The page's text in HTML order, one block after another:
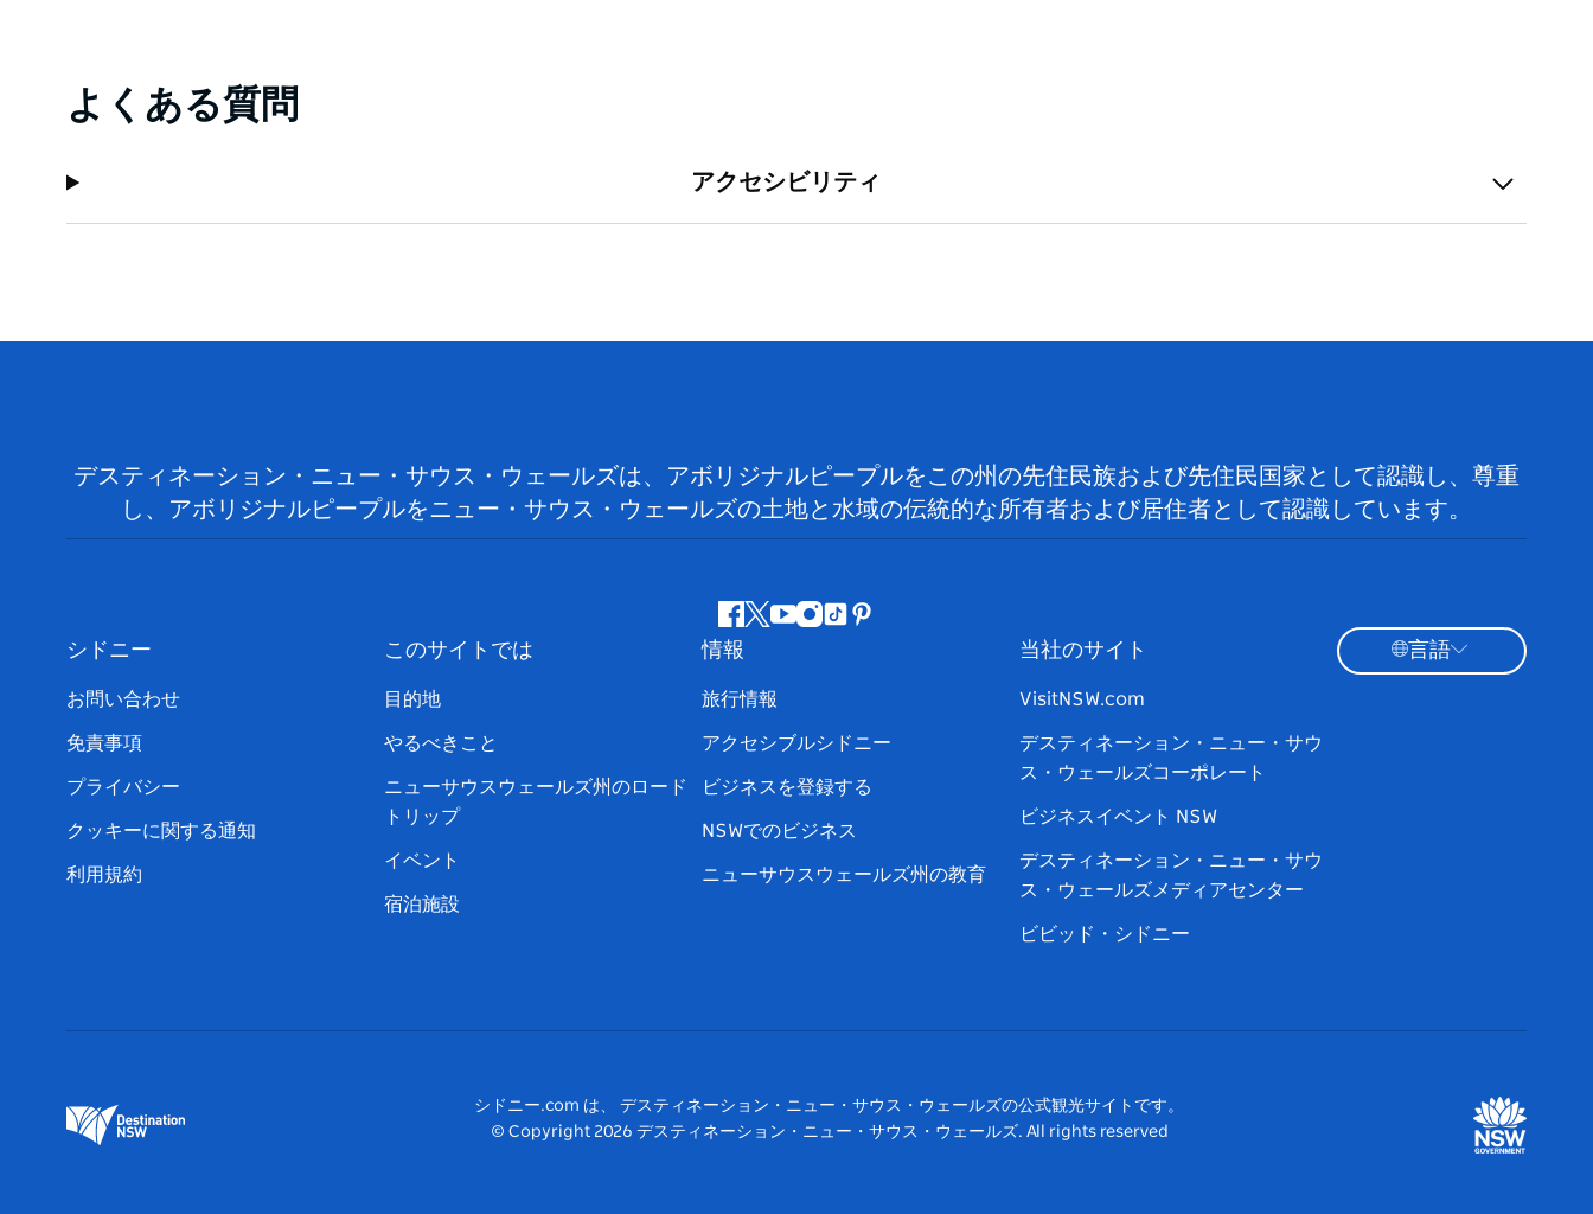
よくある質問
アクセシビリティ
デスティネーション・ニュー・サウス・ウェールズは、アボリジナルピープルをこの州の先住民族および先住民国家として認識し、尊重
し、アボリジナルピープルをニュー・サウス・ウェールズの土地と水域の伝統的な所有者および居住者として認識しています。
フ
ェ
イ
ス
ブ
ッ
ツ
ッ
ー
ユ
ー
ブ
イ
グ
ラ
テ
ト
ッ
ピ
ス
ト
シドニー
お問い合わせ
免責事項
プライバシー
クッキーに関する通知
利用規約
このサイトでは
目的地
やるべきこと
ニューサウスウェールズ州のロード
トリップ
イベント
宿泊施設
情報
旅行情報
アクセシブルシドニー
ビジネスを登録する
NSWでのビジネス
ニューサウスウェールズ州の教育
当社のサイト
VisitNSW.com
デスティネーション・ニュー・サウ
ス・ウェールズコーポレート
ビジネスイベント NSW
デスティネーション・ニュー・サウ
ス・ウェールズメディアセンター
ビビッド・シドニー
言語
シドニー.com は、 デスティネーション・ニュー・サウス・ウェールズの公式観光サイトです。
© Copyright 2026 デスティネーション・ニュー・サウス・ウェールズ. All rights reserved